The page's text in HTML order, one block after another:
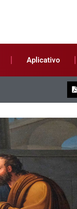
Aplicativo